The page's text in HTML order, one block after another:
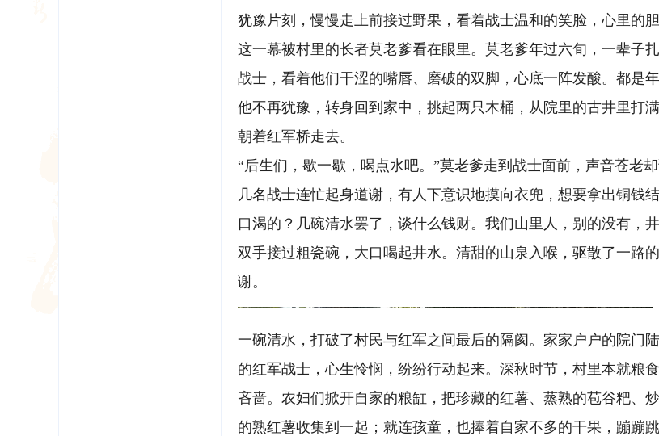
犹豫片刻，慢慢走上前接过野果，看着战士温和的笑脸，心里的胆
这一幕被村里的长者莫老爹看在眼里。莫老爹年过六旬，一辈子
战士，看着他们干涩的嘴唇、磨破的双脚，心底一阵发酸。都是
他不再犹豫，转身回到家中，挑起两只木桶，从院里的古井里打
朝着红军桥走去。
“后生们，歇一歇，喝点水吧。”莫老爹走到战士面前，声音苍老却
几名战士连忙起身道谢，有人下意识地摸向衣兜，想要拿出铜钱
口渴的？几碗清水罢了，谈什么钱财。我们山里人，别的没有，
双手接过粗瓷碗，大口喝起井水。清甜的山泉入喉，驱散了一路
谢。
一碗清水，打破了村民与红军之间最后的隔阂。家家户户的院门
的红军战士，心生怜悯，纷纷行动起来。深秋时节，村里本就粮
吝啬。农妇们掀开自家的粮缸，把珍藏的红薯、蒸熟的苞谷粑、
的熟红薯收集到一起；就连孩童，也捧着自家不多的干果，蹦蹦跳